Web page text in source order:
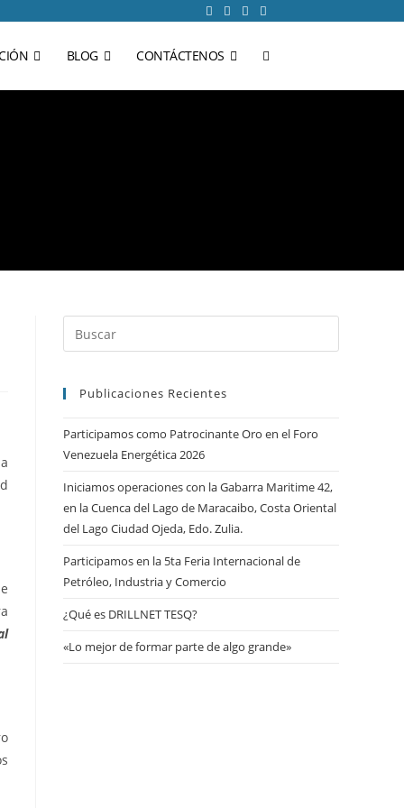
BLOG CONTÁCTENOS
Publicaciones Recientes
Participamos como Patrocinante Oro en el Foro
Venezuela Energética 2026
Iniciamos operaciones con la Gabarra Maritime 42,
en la Cuenca del Lago de Maracaibo, Costa Oriental
del Lago Ciudad Ojeda, Edo. Zulia.
Participamos en la 5ta Feria Internacional de
Petróleo, Industria y Comercio
¿Qué es DRILLNET TESQ?
«Lo mejor de formar parte de algo grande»